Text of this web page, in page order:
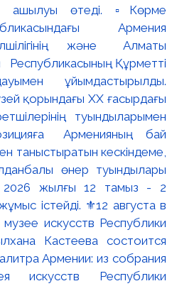
ашылуы өтеді. ▫️Көрме
Армения
және Алматы
Құрметті
ұйымдастырылды.
қорындағы ХХ ғасырдағы
туындыларымен
Арменияның бай
таныстыратын кескіндеме,
өнер туындылары
жылғы 12 тамыз - 2
істейді. ⚜️12 августа в
искусств Республики
Кастеева состоится
Армении: из собрания
искусств Республики